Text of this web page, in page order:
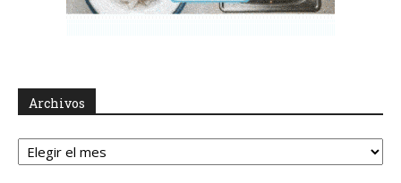
Archivos
Archivos